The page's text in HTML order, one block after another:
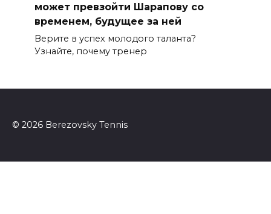
может превзойти Шарапову со
временем, будущее за ней
Верите в успех молодого таланта?
Узнайте, почему тренер
© 2026 Berezovsky Tennis